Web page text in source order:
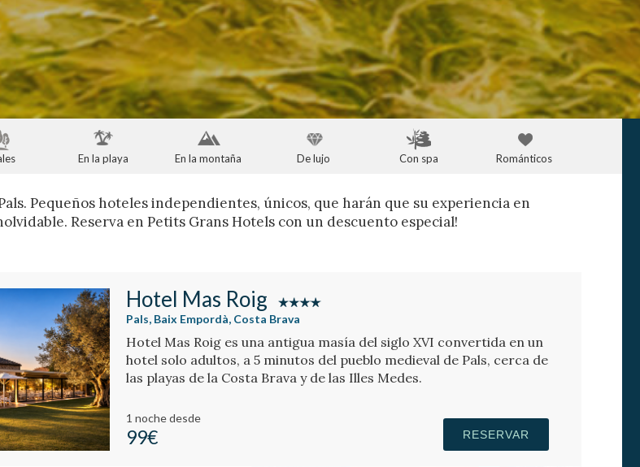
En la playa En la montaña De lujo Con spa Románticos
Pequeños hoteles independientes, únicos, que harán que su experiencia en
Reserva en Petits Grans Hotels con un descuento especial!
Hotel Mas Roig
Pals, Baix Empordà, Costa Brava
Hotel Mas Roig es una antigua masía del siglo XVI convertida en un
hotel solo adultos, a 5 minutos del pueblo medieval de Pals, cerca de
las playas de la Costa Brava y de las Illes Medes.
1 nochedesde
99€ RESERVAR